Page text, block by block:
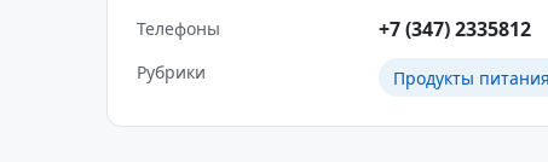
Телефоны +7 (347) 2335812
Рубрики Продукты